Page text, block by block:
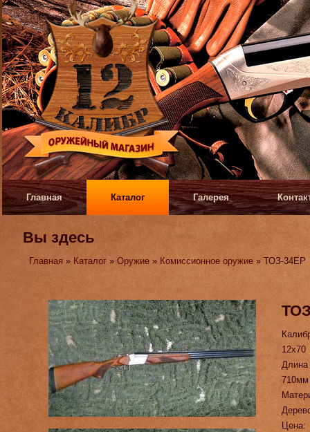
Главная Каталог Галерея
Вы здесь
Главная » Каталог »Оружие » Комиссионное оружие » ТОЗ-34ЕР
12х70
710мм
Цена: